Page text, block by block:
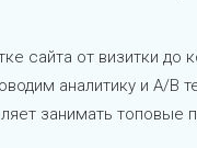
сайта от визитки до
аналитику и A/B
занимать топовые